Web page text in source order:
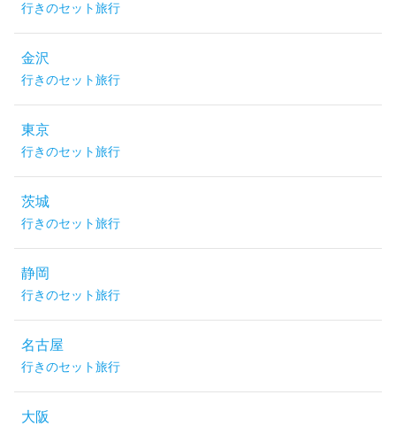
行きのセット旅行
金沢
行きのセット旅行
東京
行きのセット旅行
茨城
行きのセット旅行
静岡
行きのセット旅行
名古屋
行きのセット旅行
大阪